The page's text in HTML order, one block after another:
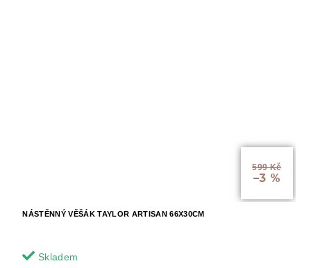
599 Kč
–3 %
NÁSTĚNNÝ VĚŠÁK TAYLOR ARTISAN 66X30CM
Skladem